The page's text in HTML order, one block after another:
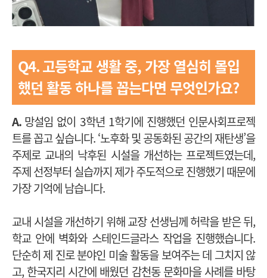
Q4. 고등학교 생활 중, 가장 열심히 몰입
했던 활동 하나를 꼽는다면 무엇인가요?
A. 망설임 없이 3학년 1학기에 진행했던 인문사회프로젝
트를 꼽고 싶습니다. ‘노후화 및 공동화된 공간의 재탄생’을
주제로 교내의 낙후된 시설을 개선하는 프로젝트였는데,
주제 선정부터 실습까지 제가 주도적으로 진행했기 때문에
가장 기억에 남습니다.
교내 시설을 개선하기 위해 교장 선생님께 허락을 받은 뒤,
학교 안에 벽화와 스테인드글라스 작업을 진행했습니다.
단순히 제 진로 분야인 미술 활동을 보여주는 데 그치지 않
고, 한국지리 시간에 배웠던 감천동 문화마을 사례를 바탕